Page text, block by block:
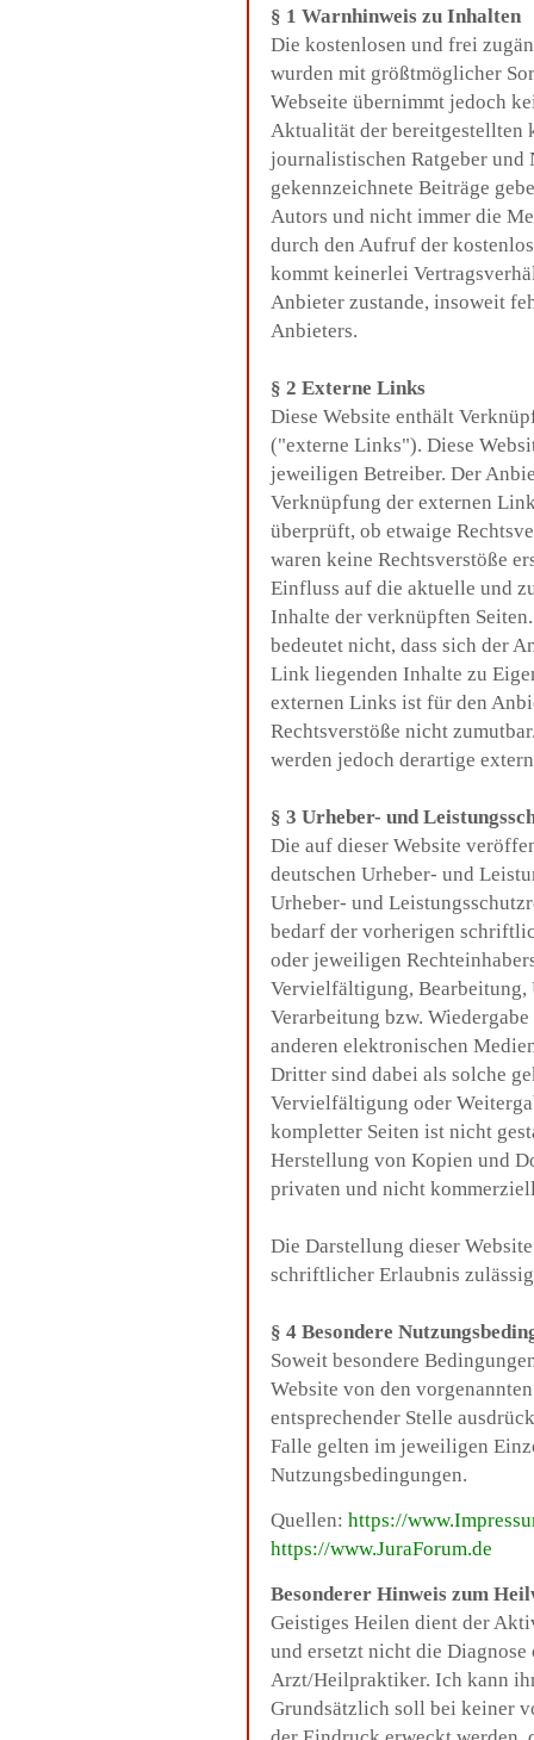
§ 1 Warnhinweis zu Inhalten
Die kostenlosen und frei
wurden mit größtmöglicher
Webseite übernimmt jedoch
Aktualität der bereitgestellten
journalistischen Ratgeber und
gekennzeichnete Beiträge
Autors und nicht immer die
durch den Aufruf der
kommt keinerlei
Anbieter zustande, insoweit
Anbieters.
§ 2 Externe Links
Diese Website enthält
("externe Links"). Diese
jeweiligen Betreiber. Der
Verknüpfung der externen
überprüft, ob etwaige
waren keine Rechtsverstöße
Einfluss auf die aktuelle und
Inhalte der verknüpften
bedeutet nicht, dass sich der
Link liegenden Inhalte zu
externen Links ist für den
Rechtsverstöße nicht
werden jedoch derartige
§ 3 Urheber- und
Die auf dieser Website
deutschen Urheber- und
Urheber- und
bedarf der vorherigen
oder jeweiligen
Vervielfältigung, Bearbeitung,
Verarbeitung bzw.
anderen elektronischen
Dritter sind dabei als solche
Vervielfältigung oder
kompletter Seiten ist nicht
Herstellung von Kopien und
privaten und nicht
Die Darstellung dieser
schriftlicher Erlaubnis
§ 4 Besondere
Soweit besondere
Website von den
entsprechender Stelle
Falle gelten im jeweiligen
Nutzungsbedingungen.
Quellen: https://www
https://www.JuraForum.de
Besonderer Hinweis zum
Geistiges Heilen dient der
und ersetzt nicht die
Arzt/Heilpraktiker. Ich kann
Grundsätzlich soll bei keiner